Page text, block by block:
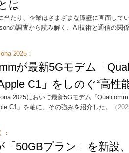
は
当たり、企業はさまざまな障壁に直面して
の調査から読み解く、AI技術と通信の関
2025：
が最新5Gモデム「
C1」をしのぐ“高性
2025において最新5Gモデム「
C1」を軸に、その強みを紹介した。
（
：
「50GBプラン」を新設